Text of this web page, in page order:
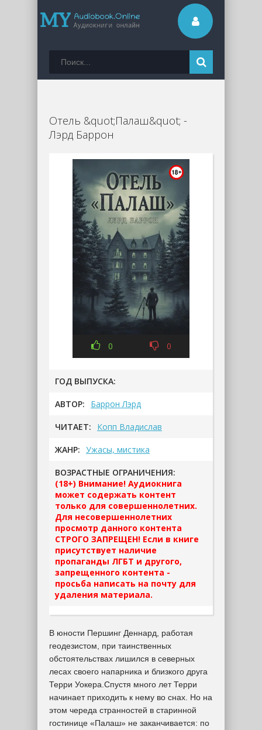
Отель &quot;Палаш&quot; -
Лэрд Баррон
0 0
ГОД ВЫПУСКА:
АВТОР: Баррон Лэрд
ЧИТАЕТ: Копп Владислав
ЖАНР: Ужасы, мистика
ВОЗРАСТНЫЕ ОГРАНИЧЕНИЯ:
(18+) Внимание! Аудиокнига
может содержать контент
только для совершеннолетних.
Для несовершеннолетних
просмотр данного контента
СТРОГО ЗАПРЕЩЕН! Если в книге
присутствует наличие
пропаганды ЛГБТ и другого,
запрещенного контента -
просьба написать на почту для
удаления материала.
В юности Першинг Деннард, работая
геодезистом, при таинственных
обстоятельствах лишился в северных
лесах своего напарника и близкого друга
Терри Уокера.Спустя много лет Терри
начинает приходить к нему во снах. Но на
этом череда странностей в старинной
гостинице «Палаш» не заканчивается: по